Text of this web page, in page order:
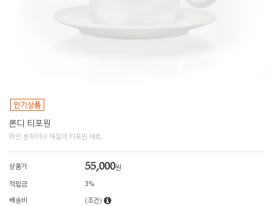
론디 티포원
파인 본차이나 재질의 티포원 세트
상품가 55,000원
적립금 3%
배송비 (조건)